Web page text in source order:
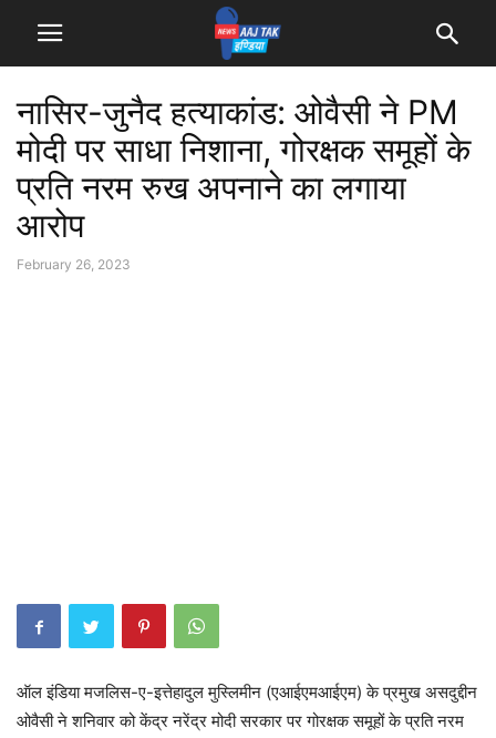
नासिर-जुनैद हत्याकांड: ओवैसी ने PM
मोदी पर साधा निशाना, गोरक्षक समूहों के
प्रति नरम रुख अपनाने का लगाया
आरोप
February 26, 2023
ऑल इंडिया मजलिस-ए-इत्तेहादुल मुस्लिमीन (एआईएमआईएम) के प्रमुख असदुद्दीन
ओवैसी ने शनिवार को केंद्र नरेंद्र मोदी सरकार पर गोरक्षक समूहों के प्रति नरम